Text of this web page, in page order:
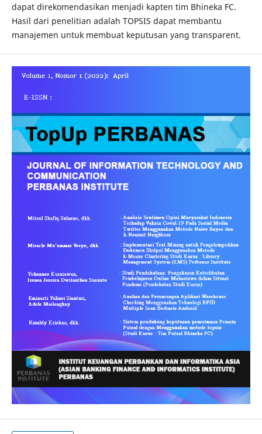
dapat direkomendasikan menjadi kapten tim Bhineka FC.
Hasil dari penelitian adalah TOPSIS dapat membantu
manajemen untuk membuat keputusan yang transparent.